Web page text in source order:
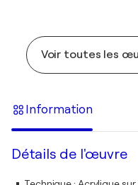
Voir toutes les
Information
Détails de l'œuvre